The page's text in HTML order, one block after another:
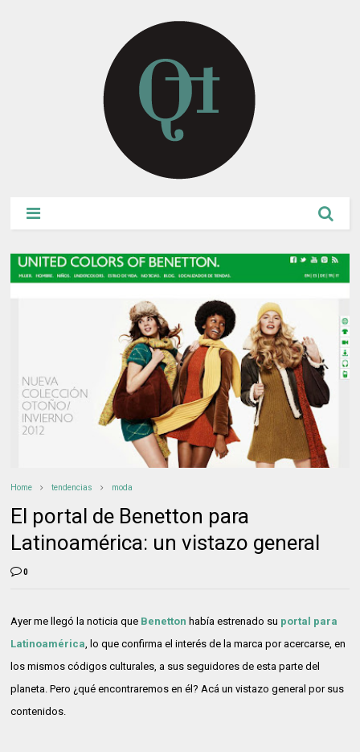
Home tendencias moda
El portal de Benetton para
Latinoamérica: un vistazo general
0
Ayer me llegó la noticia que Benetton había estrenado su portal para
Latinoamérica, lo que confirma el interés de la marca por acercarse, en
los mismos códigos culturales, a sus seguidores de esta parte del
planeta. Pero ¿qué encontraremos en él? Acá un vistazo general por sus
contenidos.